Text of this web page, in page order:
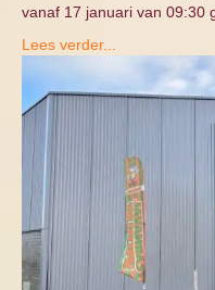
vanaf 17 januari van 09:30
Lees verder...